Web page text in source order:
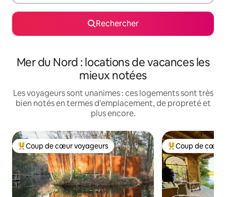
Rechercher
Mer du Nord : locations de vacances les
mieux notées
Les voyageurs sont unanimes : ces logements sont très
bien notés en termes d'emplacement, de propreté et
plus encore.
Coups de cœur voyageurs les plus appréciés
Coup de cœur voyageurs Coups de cœur
Coup de cœur